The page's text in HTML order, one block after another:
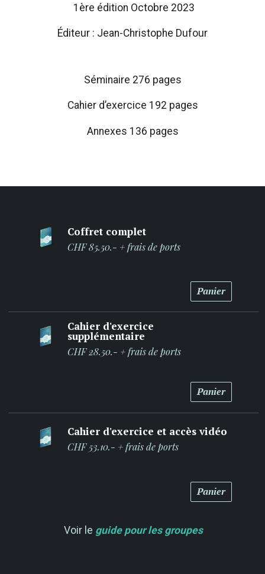
1ère édition Octobre 2023
Éditeur : Jean-Christophe Dufour
Séminaire 276 pages
Cahier d’exercice 192 pages
Annexes 136 pages
Coffret complet
CHF 85.50.- + frais de ports
Panier
Cahier d'exercice
supplémentaire
CHF 28.50.- + frais de ports
Panier
Cahier d'exercice et accès vidéo
CHF 53.10.- + frais de ports
Panier
Voir le guide pour les groupes